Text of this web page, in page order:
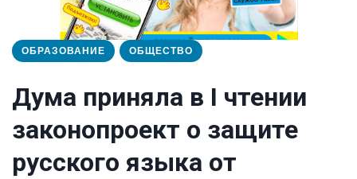
ОБРАЗОВАНИЕ ОБЩЕСТВО
Дума приняла в I чтении
законопроект о защите
русского языка от